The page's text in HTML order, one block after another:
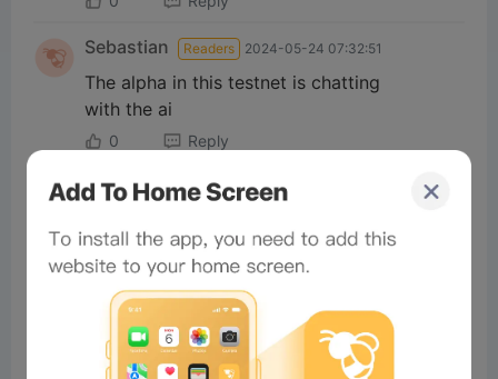
Sebastian Readers 2024-05-24 07:32:51
The alpha in this testnet is chatting
with the ai
0 Reply
#Beeliev Readers 2024-05-24 10:29:02
GPT-4o on myshell feels like taking
my rusty iron sword in game and
enchanting it into a legendary magic
blade
0 Reply